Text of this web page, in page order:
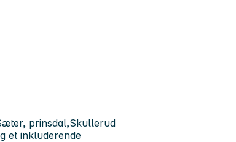
prinsdal,Skullerud
et inkluderende